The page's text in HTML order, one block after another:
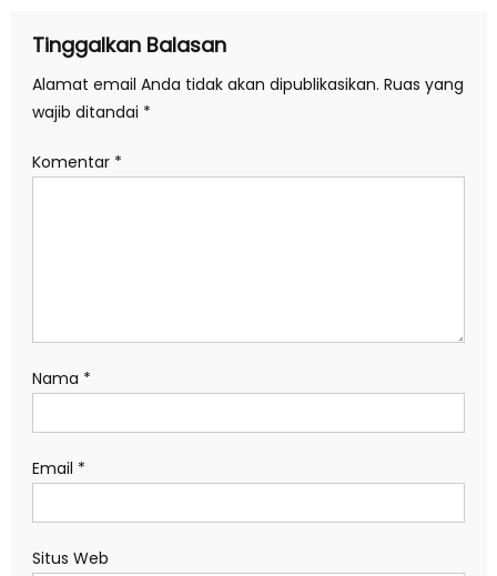
Tinggalkan Balasan
Alamat email Anda tidak akan dipublikasikan. Ruas yang
wajib ditandai *
Komentar *
Nama *
Email *
Situs Web